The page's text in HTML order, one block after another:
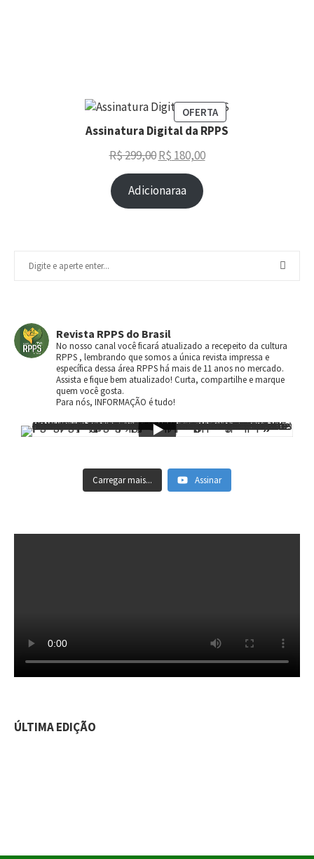
OFERTA
Assinatura Digital da RPPS
R$299,00 R$ 180,00
Adicionaraa
Revista RPPS do Brasil
No nosso canal você ficará atualizado a recepeito da cultura
RPPS , lembrando que somos a única revista impressa e
específica dessa área RPPS há mais de 11 anos no mercado.
Assista e fique bem atualizado! Curta, compartilhe e marque
quem você gosta.
Para nós, INFORMAÇÃO é tudo!
Carregar mais... Assinar
ÚLTIMA EDIÇÃO